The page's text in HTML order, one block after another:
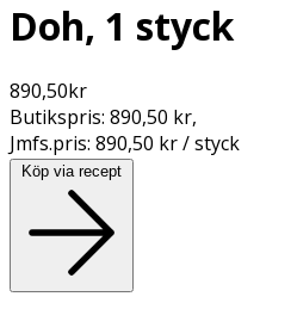
Doh, 1 styck
890,50kr
Butikspris: 890,50 kr,
Jmfs.pris: 890,50 kr / styck
Köp via recept